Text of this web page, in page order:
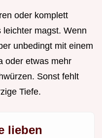
oder komplett
magst. Wenn
unbedingt mit einem
oder etwas mehr
Sonst fehlt
Tiefe.
lieben